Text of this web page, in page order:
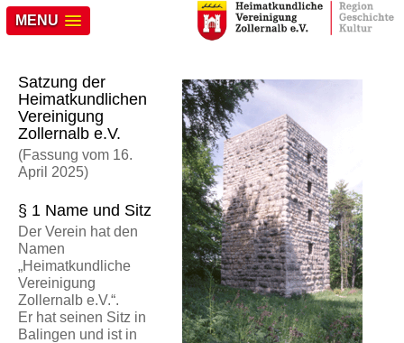
MENU
Satzung der
Heimatkundlichen
Vereinigung
Zollernalb e.V.
(Fassung vom 16.
April 2025)
§ 1 Name und Sitz
Der Verein hat den
Namen
„Heimatkundliche
Vereinigung
Zollernalb e.V.“.
Er hat seinen Sitz in
Balingen und ist in